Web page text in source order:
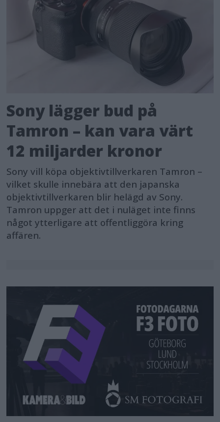
Sony lägger bud på
Tamron – kan vara värt
12 miljarder kronor
Sony vill köpa objektivtillverkaren Tamron –
vilket skulle innebära att den japanska
objektivtillverkaren blir helägd av Sony.
Tamron uppger att det i nuläget inte finns
något ytterligare att offentliggöra kring
affären.